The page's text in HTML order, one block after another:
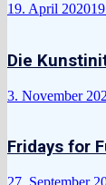
19. April 2020
Die
3. November
Fridays for
27. September